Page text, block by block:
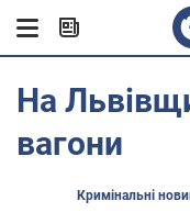
На
вагони
Кримінальні